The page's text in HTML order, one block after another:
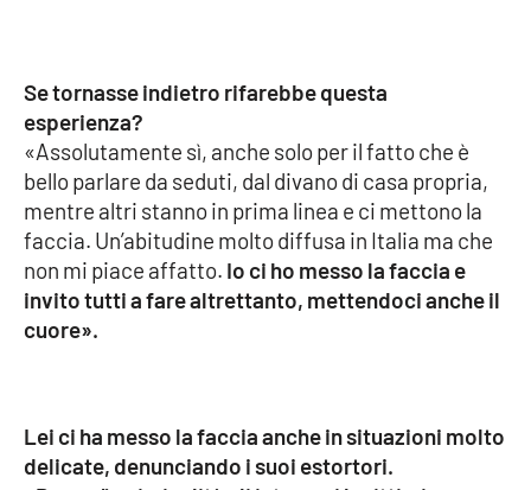
Catanzaro
Crotone
Vibo Valentia
Reggio Calabria
Cosenza
Se tornasse indietro rifarebbe questa
esperienza?
«Assolutamente sì, anche solo per il fatto che è
bello parlare da seduti, dal divano di casa propria,
mentre altri stanno in prima linea e ci mettono la
faccia. Un’abitudine molto diffusa in Italia ma che
non mi piace affatto. Io ci ho messo la faccia e
invito tutti a fare altrettanto, mettendoci anche il
cuore».
Lei ci ha messo la faccia anche in situazioni molto
delicate, denunciando i suoi estortori.